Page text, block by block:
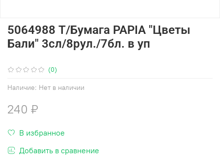
(0)
Наличие: Нет в наличии
5064988 Т/Бумага PAPIA "Цветы
Бали" 3сл/8рул./7бл. в уп
240 ₽
В избранное
Добавить в сравнение